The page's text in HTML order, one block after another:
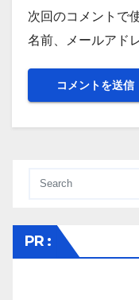
次回のコメントで
名前、メールアド
PR :